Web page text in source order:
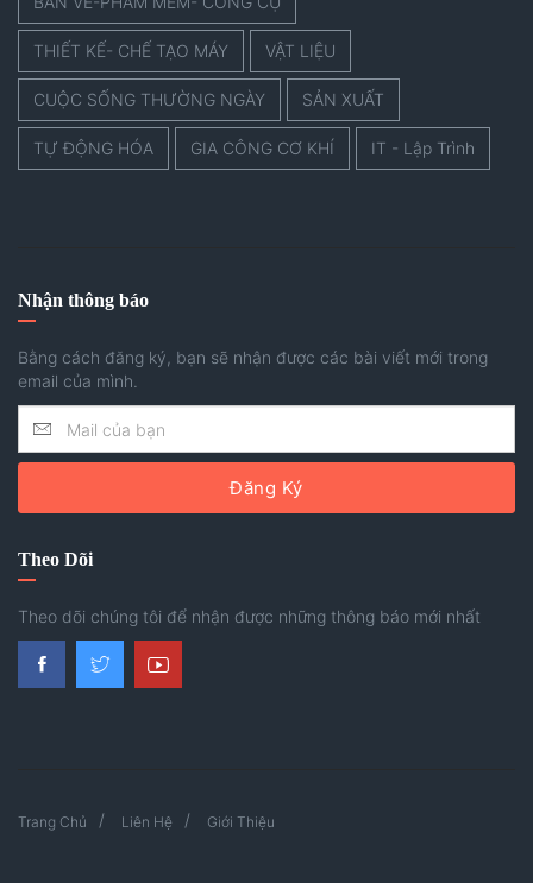
THIẾT KẾ- CHẾ TẠO MÁY VẬT LIỆU
CUỘC SỐNG THƯỜNG NGÀY SẢN XUẤT
TỰ ĐỘNG HÓA GIA CÔNG CƠ KHÍ IT - Lập Trình
Nhận thông báo
Bằng cách đăng ký, bạn sẽ nhận được các bài viết mới trong
email của mình.
Đăng Ký
Theo Dõi
Theo dõi chúng tôi để nhận được những thông báo mới nhất
Trang Chủ Liên Hệ Giới Thiệu